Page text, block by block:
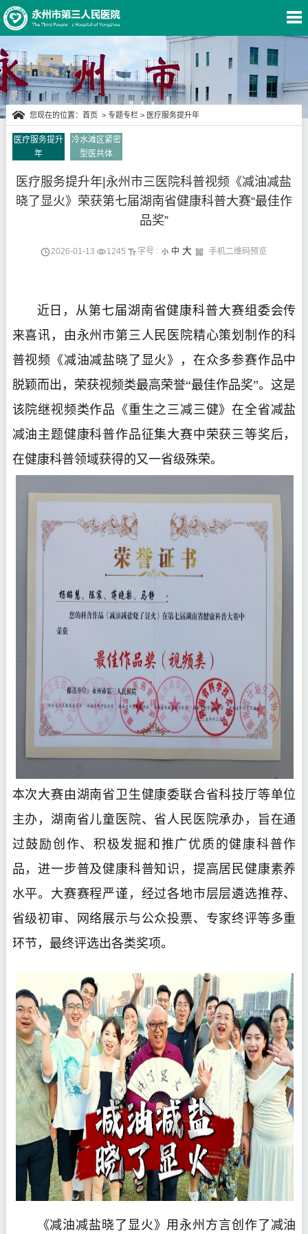
专题专栏
您现在的位置： 首页 > 专题专栏 > 医疗服务提升年
医疗服务提升
年
冷水滩区紧密
型医共体
医疗服务提升年|永州市三医院科普视频《减油减盐
晓了显火》荣获第七届湖南省健康科普大赛“最佳作
品奖”
2026-01-13 1245 字号 : 小 中 大 手机二维码预览
近日，从第七届湖南省健康科普大赛组委会传
来喜讯，由永州市第三人民医院精心策划制作的科
普视频《减油减盐晓了显火》，在众多参赛作品中
脱颖而出，荣获视频类最高荣誉“最佳作品奖”。这是
该院继视频类作品《重生之三减三健》在全省减盐
减油主题健康科普作品征集大赛中荣获三等奖后，
在健康科普领域获得的又一省级殊荣。
本次大赛由湖南省卫生健康委联合省科技厅等单位
主办，湖南省儿童医院、省人民医院承办，旨在通
过鼓励创作、积极发掘和推广优质的健康科普作
品，进一步普及健康科普知识，提高居民健康素养
水平。大赛赛程严谨，经过各地市层层遴选推荐、
省级初审、网络展示与公众投票、专家终评等多重
环节，最终评选出各类奖项。
《减油减盐晓了显火》用永州方言创作了减油